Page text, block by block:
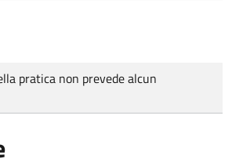
pratica non prevede alcun